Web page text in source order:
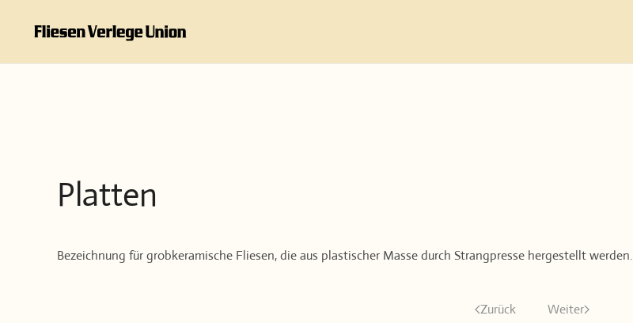
Zum Hauptinhalt springen
Platten
Bezeichnung für grobkeramische Fliesen, die aus plastischer Masse durch Strangpresse hergestellt werden.
Zurück Weiter